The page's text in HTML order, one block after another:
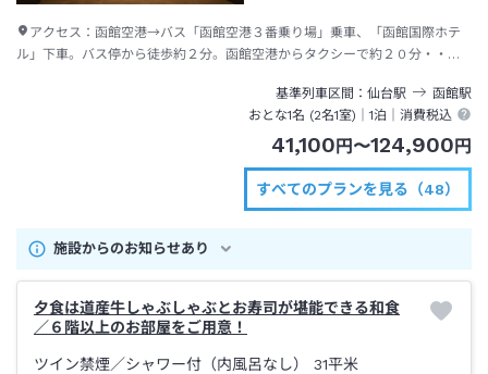
アクセス： 函館空港→バス「函館空港３番乗り場」乗車、「函館国際ホテ
ル」下車。バス停から徒歩約２分。函館空港からタクシーで約２０分・・・
基準列車区間
仙台駅 函館駅
おとな1名 (2名1室)｜1泊 ｜消費税込
41,100円〜124,900円
すべてのプランを見る（48）
施設からのお知らせあり
夕食は道産牛しゃぶしゃぶとお寿司が堪能できる和食
／６階以上のお部屋をご用意！
ツイン禁煙／シャワー付（内風呂なし） 31平米